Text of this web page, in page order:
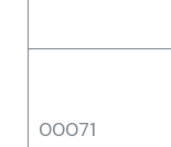
00071